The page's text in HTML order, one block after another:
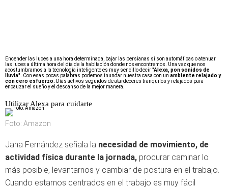
Encender las luces a una hora determinada, bajar las persianas si son automáticas o atenuar
las luces a última hora del día de la habitación donde nos encontremos. Una vez que nos
acostumbramos a la tecnología inteligente es muy sencillo decir"Alexa, pon sonidos de
lluvia". Con esas pocas palabras podemos inundar nuestra casa con un ambiente relajado y
con cero esfuerzo. Días activos seguidos de atardeceres tranquilos y relajados para
encauzar el sueño y el descanso de la mejor manera.
Utilizar Alexa para cuidarte
Foto: Amazon
Jana Fernández señala la necesidad de movimiento, de
actividad física durante la jornada, procurar caminar lo
más posible, levantarnos y cambiar de postura en el trabajo.
Cuando estamos centrados en el trabajo es muy fácil